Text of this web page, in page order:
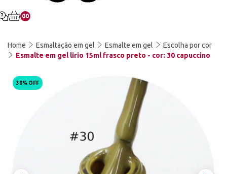
00
Home Esmaltação em gel Esmalte em gel
Escolha por cor
Esmalte em gel lirio 15ml frasco preto - cor: 30 capuccino
30% OFF